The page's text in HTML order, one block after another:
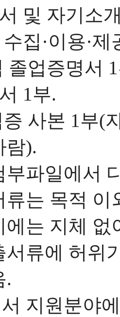
및 자기소
집·이용·
졸업증명서
1부.
사본 1부(
람).
파일에서
는 목적 이
에는 지체 없
서류에 허위
.
지원분야